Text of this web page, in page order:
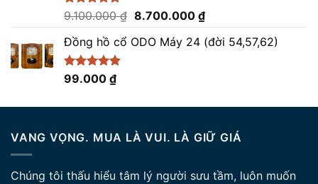
Được xếp
5 sao
9.100.000₫ Giá
là:
8.700.000 ₫Giá
tại
Đồng hồ cổ ODO Máy 24 (đời 54,57,62)
Được xếp
5.00
99.000 ₫
VANG VỌNG. MUA LÀ VUI. LÀ GIỮ GIÁ
Chúng tôi thấu hiểu tâm lý người sưu tầm, luôn muốn